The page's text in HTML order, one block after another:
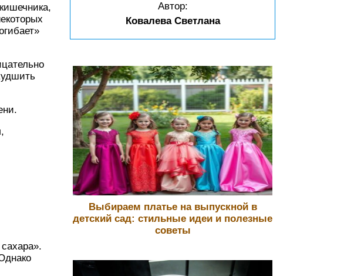
Автор:
Ковалева Светлана
Выбираем платье на выпускной в
детский сад: стильные идеи и полезные
советы